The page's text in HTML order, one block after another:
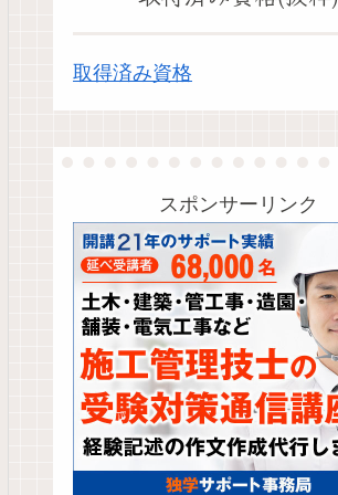
取得済み資格
スポンサーリンク